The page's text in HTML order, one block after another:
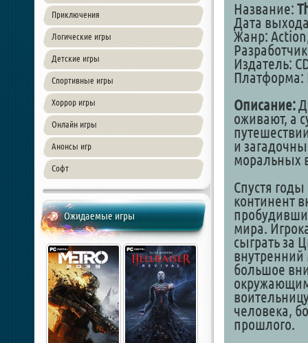
Приключения
Логические игры
Детские игры
Спортивные игры
Хоррор игры
Онлайн игры
Анонсы игр
Софт
Ожидаемые игры
Название:
Дата
Жанр:
Издатель:
Платформа:
Описание:
оживают, а
и
моральных
Спустя
континент
мира.
сыграть за
внутренний
большое
человека,
прошлого.